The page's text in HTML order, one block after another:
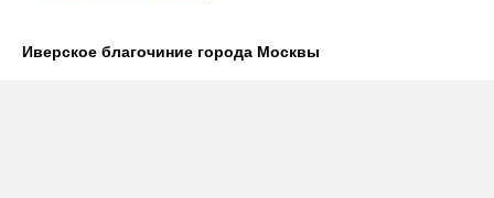
Иверское благочиние города Москвы